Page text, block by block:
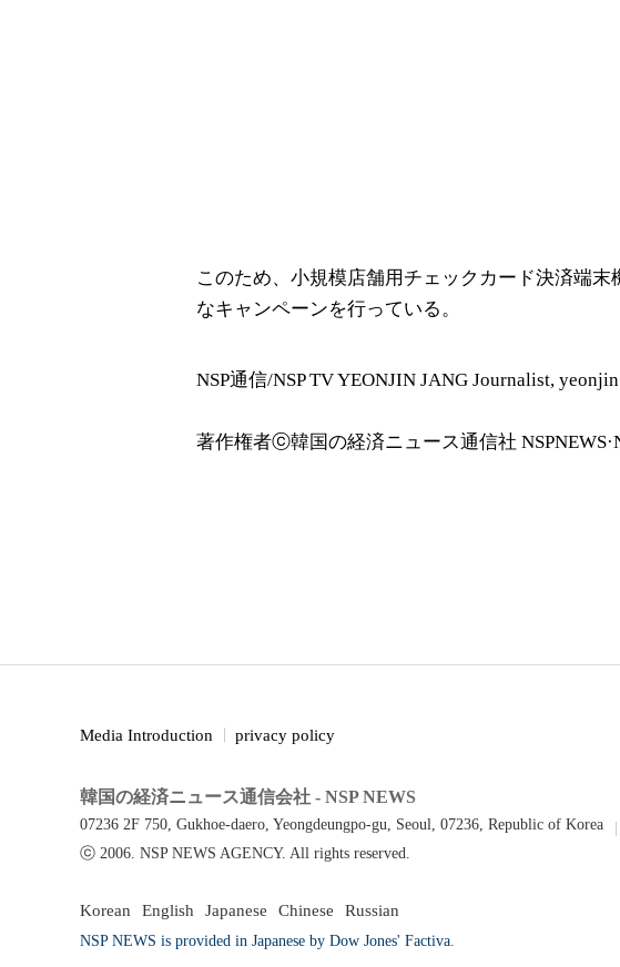
このため、小規模店舗用チェックカード決済端
なキャンペーンを行っている。
NSP通信/NSP TV YEONJIN JANG Journalist,
著作権者ⓒ韓国の経済ニュース通信社
Media Introduction privacy policy
韓国の経済ニュース通信会社 - NSP NEWS
07236 2F 750, Gukhoe-daero, Yeongdeungpo-gu, Seoul, 07236, Republic of Korea
ⓒ 2006. NSP NEWS AGENCY. All rights reserved.
Korean English Japanese Chinese Russian
NSP NEWS is provided in Japanese by Dow Jones' Factiva.